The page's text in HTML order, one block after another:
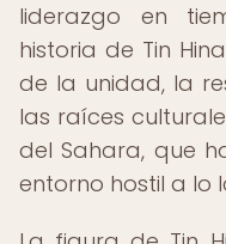
liderazgo en
historia de Tin
de la unidad, la
las raíces
del Sahara, que
entorno hostil a lo